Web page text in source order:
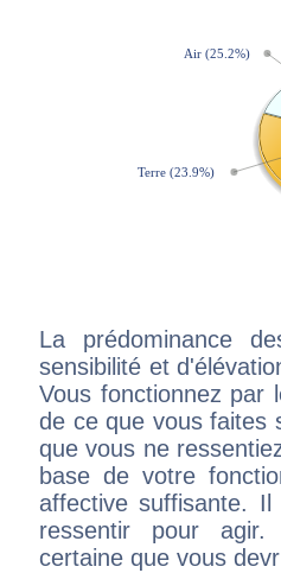
La prédominance
sensibilité et
Vous fonctionnez
de ce que vous faites
que vous ne
base de votre
affective suffisante.
ressentir pour agir.
certaine que vous